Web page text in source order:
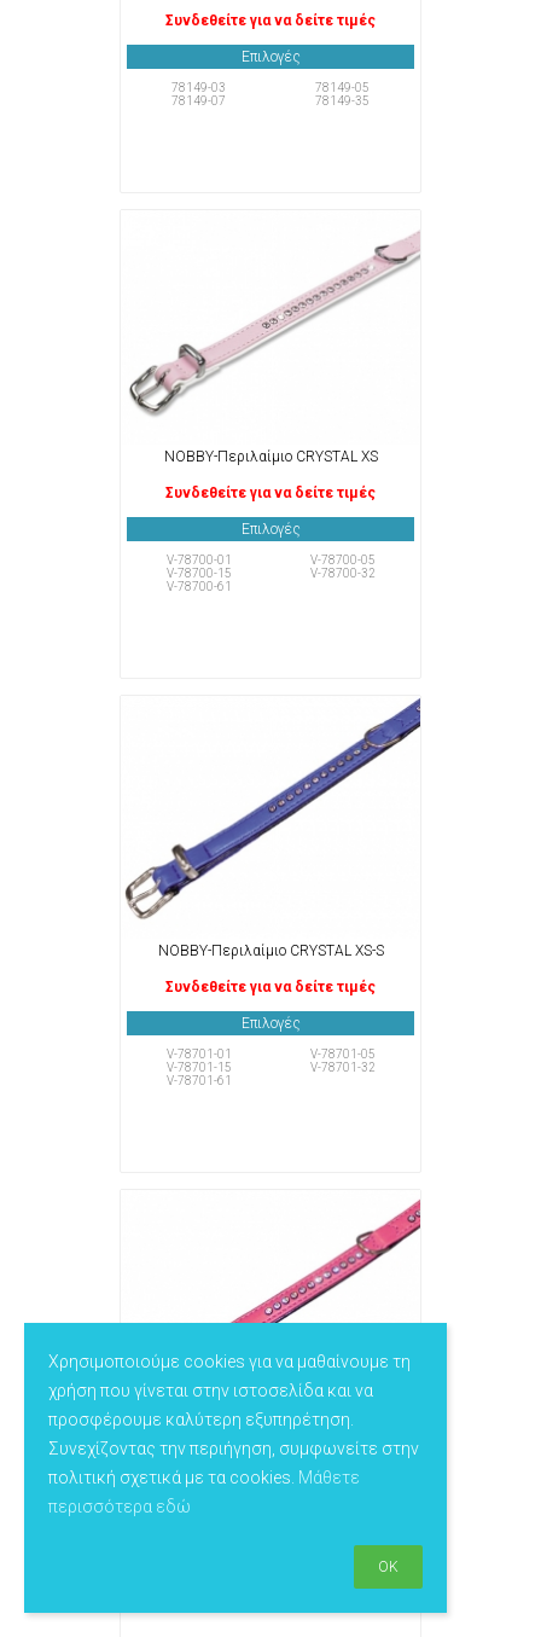
Χρησιμοποιούμε cookies για να μαθαίνουμε τη
χρήση που γίνεται στην ιστοσελίδα και να
προσφέρουμε καλύτερη εξυπηρέτηση.
Συνεχίζοντας την περιήγηση, συμφωνείτε στην
πολιτική σχετικά με τα cookies. Μάθετε
περισσότερα εδώ
OK
Συνδεθείτε για να δείτε τιμές
Επιλογές
78149-03
78149-05
78149-07
78149-35
NOBBY-Περιλαίμιο CRYSTAL XS
Συνδεθείτε για να δείτε τιμές
Επιλογές
V-78700-01
V-78700-05
V-78700-15
V-78700-32
V-78700-61
NOBBY-Περιλαίμιο CRYSTAL XS-S
Συνδεθείτε για να δείτε τιμές
Επιλογές
V-78701-01
V-78701-05
V-78701-15
V-78701-32
V-78701-61
NOBBY-Περιλαίμιο CRYSTAL S
Συνδεθείτε για να δείτε τιμές